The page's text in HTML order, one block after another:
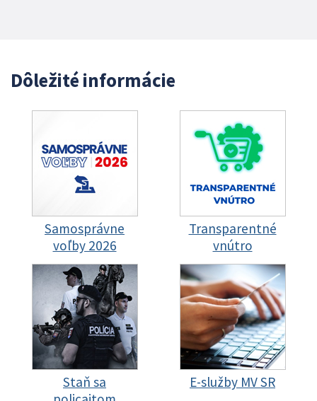
Dôležité informácie
Samosprávne
voľby 2026
Transparentné
vnútro
Staň sa
E-služby MV SR